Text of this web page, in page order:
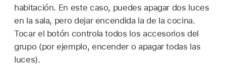
habitación. En este caso, puedes apagar dos luces
en la sala, pero dejar encendida la de la cocina.
Tocar el botón controla todos los accesorios del
grupo (por ejemplo, encender o apagar todas las
luces).